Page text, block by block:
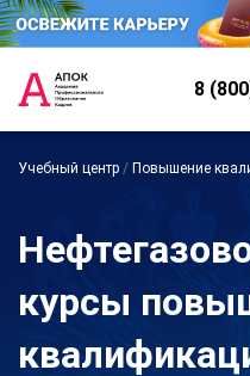
8
Учебный центр / Повышение
курсы